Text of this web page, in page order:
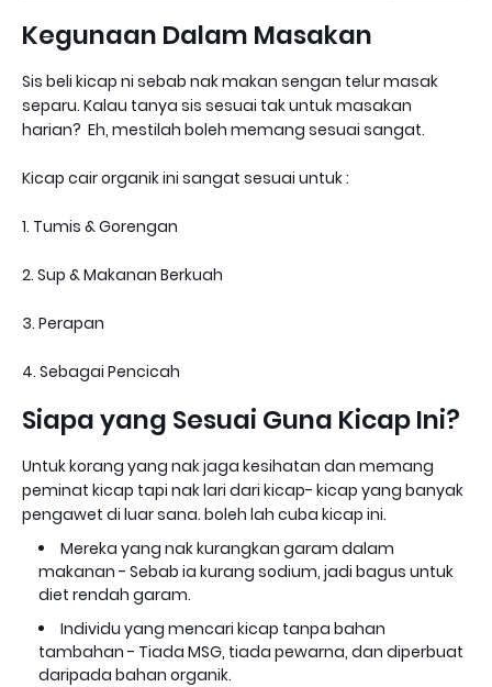
Kegunaan Dalam Masakan
Sis beli kicap ni sebab nak makan sengan telur masak
separu. Kalau tanya sis sesuai tak untuk masakan
harian? Eh, mestilah boleh memang sesuai sangat.
Kicap cair organik ini sangat sesuai untuk :
1. Tumis & Gorengan
2. Sup & Makanan Berkuah
3. Perapan
4. Sebagai Pencicah
Siapa yang Sesuai Guna Kicap Ini?
Untuk korang yang nak jaga kesihatan dan memang
peminat kicap tapi nak lari dari kicap- kicap yang banyak
pengawet di luar sana. boleh lah cuba kicap ini.
Mereka yang nak kurangkan garam dalam
makanan - Sebab ia kurang sodium, jadi bagus untuk
diet rendah garam.
Individu yang mencari kicap tanpa bahan
tambahan - Tiada MSG, tiada pewarna, dan diperbuat
daripada bahan organik.